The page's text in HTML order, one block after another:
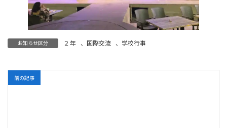
お知らせ区分 ２年 、 国際交流 、 学校行事
前の記事